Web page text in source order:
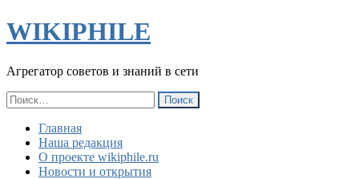
WIKIPHILE
Агрегатор советов и знаний в сети
Найти:
Главная
Наша редакция
О проекте wikiphile.ru
Новости и открытия